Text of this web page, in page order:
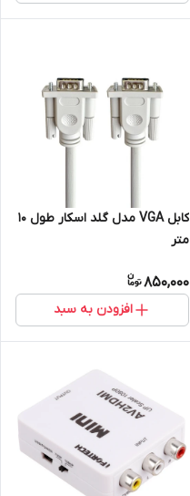
کابل VGA مدل گلد اسکار طول 10
متر
850,000
افزودن به سبد